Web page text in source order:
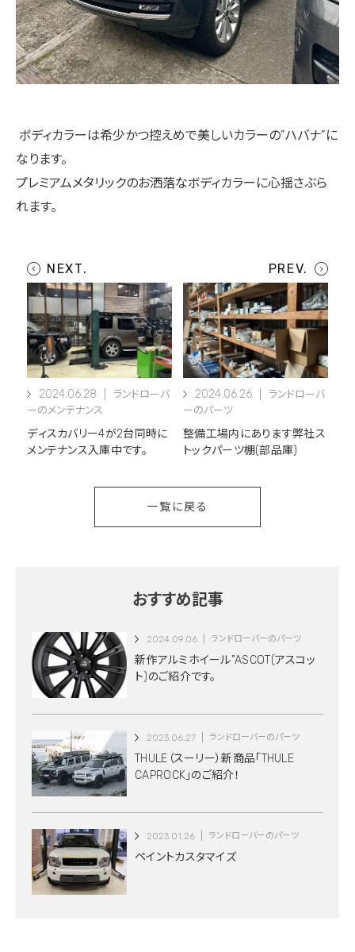
ボディカラーは希少かつ控えめで美しいカラーの”ハバナ”に
なります。
プレミアムメタリックのお洒落なボディカラーに心揺さぶら
れます。
2024.06.28
ランドローバ
ーのメンテナンス
ディスカバリー4が2台同時に
メンテナンス入庫中です。
2024.06.26
ランドローバ
ーのパーツ
整備工場内にあります弊社ス
トックパーツ棚(部品庫)
一覧に戻る
おすすめ記事
2024.09.06 ランドローバーのパーツ
新作アルミホイール”ASCOT(アスコッ
ト)のご紹介です。
2023.06.27 ランドローバーのパーツ
THULE（スーリー）新商品「THULE
CAPROCK」のご紹介！
2023.01.26 ランドローバーのパーツ
ペイントカスタマイズ